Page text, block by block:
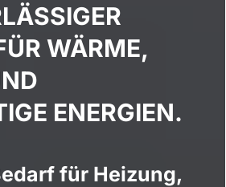
WÄRME,
ENERGIEN.
für Heizung,